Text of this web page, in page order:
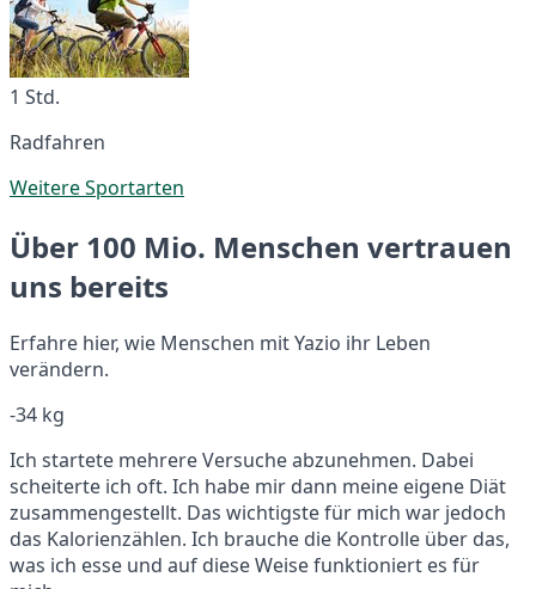
1 Std.
Radfahren
Weitere Sportarten
Über 100 Mio. Menschen vertrauen
uns bereits
Erfahre hier, wie Menschen mit Yazio ihr Leben
verändern.
-34 kg
Ich startete mehrere Versuche abzunehmen. Dabei
scheiterte ich oft. Ich habe mir dann meine eigene Diät
zusammengestellt. Das wichtigste für mich war jedoch
das Kalorienzählen. Ich brauche die Kontrolle über das,
was ich esse und auf diese Weise funktioniert es für